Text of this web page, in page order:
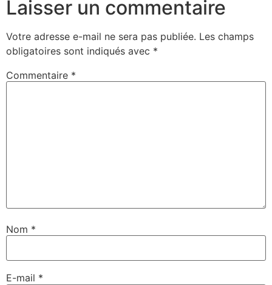
Laisser un commentaire
Votre adresse e-mail ne sera pas publiée. Les champs
obligatoires sont indiqués avec *
Commentaire *
Nom *
E-mail *